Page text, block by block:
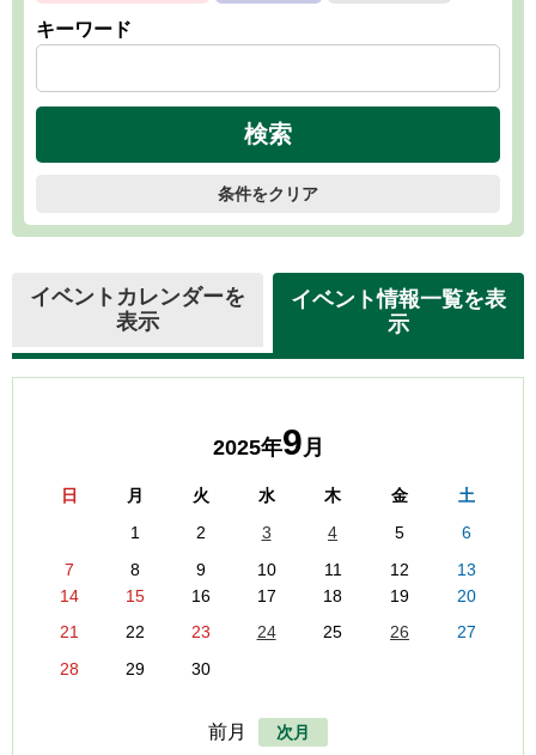
キーワード
条件をクリア
イベントカレンダーを
表示
イベント情報一覧を表
示
2025年9月
日 月 火 水 木 金
土
1
2 3 4 5
6
7
8 9 10 11 12
13
14
15 16 17 18 19
20
21
22 23 24 25 26
27
28
29 30
前月 次月